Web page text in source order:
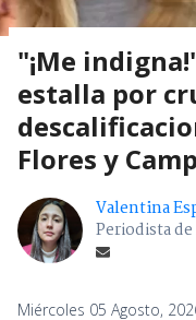
"¡Me
estalla por
Flores y
Valentina
Periodista
Miércoles 05 Agosto,